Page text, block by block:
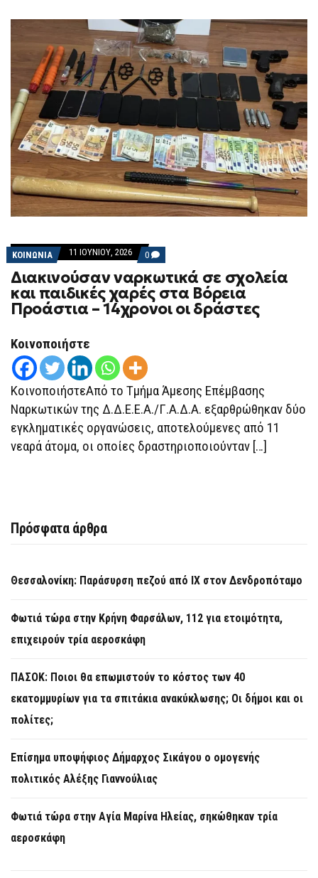
ΚΟΙΝΩΝΙΑ 11 ΙΟΥΝΊΟΥ, 2026 0 COMMENTS
ON
ΔΙΑΚΙΝΟΎΣΑΝ
ΝΑΡΚΩΤΙΚΆ
ΣΕ
ΣΧΟΛΕΊΑ
14ΧΡΟΝΟΙ
ΟΙ
ΔΡΆΣΤΕΣ
Διακινούσαν ναρκωτικά σε σχολεία
και παιδικές χαρές στα Βόρεια
Προάστια – 14χρονοι οι δράστες
Κοινοποιήστε
ΚοινοποιήστεΑπό το Τμήμα Άμεσης Επέμβασης
Ναρκωτικών της Δ.Δ.Ε.Ε.Α./Γ.Α.Δ.Α. εξαρθρώθηκαν δύο
εγκληματικές οργανώσεις, αποτελούμενες από 11
νεαρά άτομα, οι οποίες δραστηριοποιούνταν […]
Πρόσφατα άρθρα
Θεσσαλονίκη: Παράσυρση πεζού από ΙΧ στον Δενδροπόταμο
Φωτιά τώρα στην Κρήνη Φαρσάλων, 112 για ετοιμότητα,
επιχειρούν τρία αεροσκάφη
ΠΑΣΟΚ: Ποιοι θα επωμιστούν το κόστος των 40
εκατομμυρίων για τα σπιτάκια ανακύκλωσης; Οι δήμοι και οι
πολίτες;
Επίσημα υποψήφιος Δήμαρχος Σικάγου ο ομογενής
πολιτικός Αλέξης Γιαννούλιας
Φωτιά τώρα στην Aγία Μαρίνα Ηλείας, σηκώθηκαν τρία
αεροσκάφη